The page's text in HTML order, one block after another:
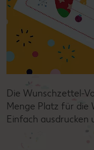
Die Wunschzettel-
Menge Platz für die
Einfach ausdrucken